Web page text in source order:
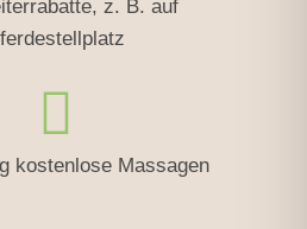
z. B. auf
kostenlose Massagen